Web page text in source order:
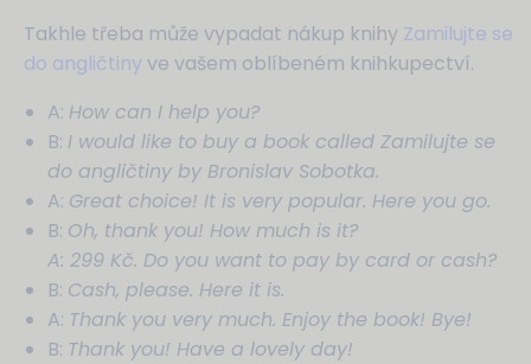
Takhle třeba může vypadat nákup knihy Zamilujte se
do angličtiny ve vašem oblíbeném knihkupectví.
A: How can I help you?
B: I would like to buy a book called Zamilujte se
do angličtiny by Bronislav Sobotka.
A: Great choice! It is very popular. Here you go.
B: Oh, thank you! How much is it?
A: 299 Kč. Do you want to pay by card or cash?
B: Cash, please. Here it is.
A: Thank you very much. Enjoy the book! Bye!
B: Thank you! Have a lovely day!